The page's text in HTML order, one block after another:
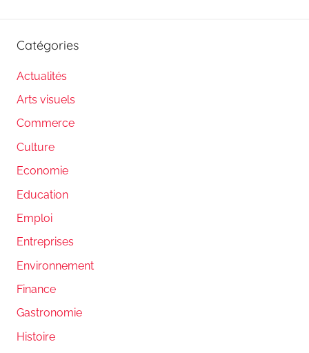
Catégories
Actualités
Arts visuels
Commerce
Culture
Economie
Education
Emploi
Entreprises
Environnement
Finance
Gastronomie
Histoire